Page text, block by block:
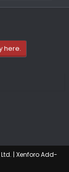
here.
| Xenforo Add-